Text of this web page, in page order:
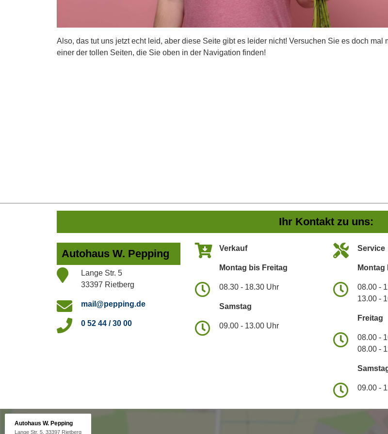
Also, das tut uns jetzt echt leid, aber diese Seite gibt es leider nicht! Versuchen Sie es doch mal
einer der tollen Seiten, die Sie oben in der Navigation finden!
Ihr Kontakt zu uns:
Autohaus W. Pepping
Lange Str. 5
33397 Rietberg
mail@pepping.de
0 52 44 / 30 00
Verkauf
Montag bis Freitag
08.30 - 18.30 Uhr
Samstag
09.00 - 13.00 Uhr
Service
Montag
08.00 -
13.00 -
Freitag
08.00 -
08.00 -
09.00 -
Autohaus W. Pepping
Lange Str. 5, 33397 Rietberg